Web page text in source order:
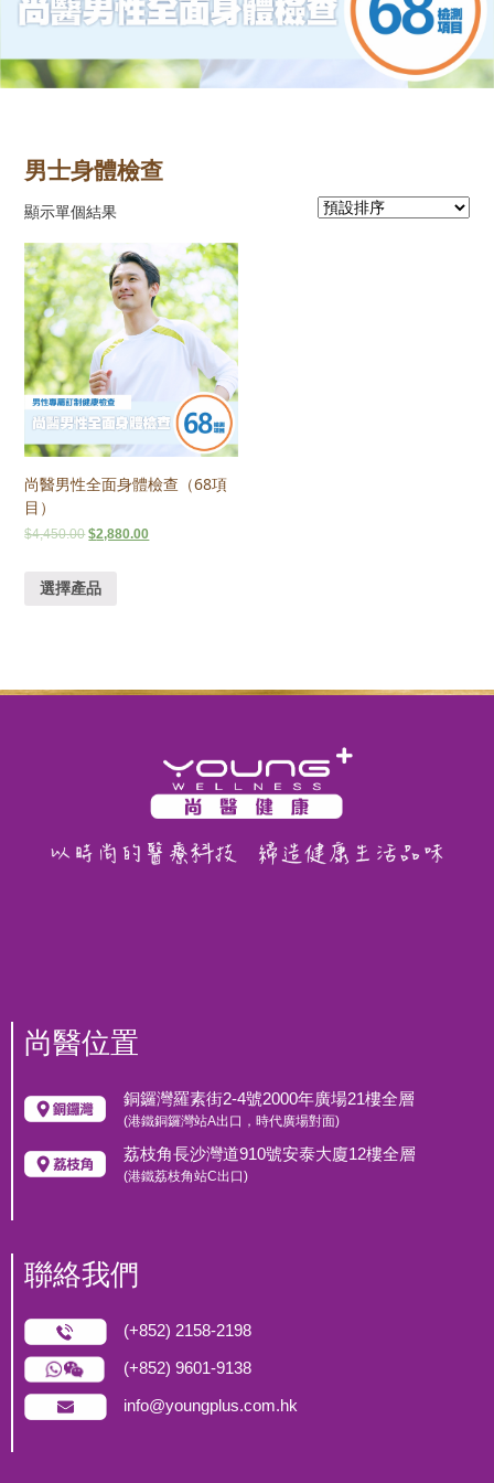
男士身體檢查
顯示單個結果
尚醫男性全面身體檢查（68項
目）
$4,450.00 $2,880.00
選擇產品
尚醫位置
銅鑼灣羅素街2-4號2000年廣場21樓全層
(港鐵銅鑼灣站A出口，時代廣場對面)
荔枝角長沙灣道910號安泰大廈12樓全層
(港鐵荔枝角站C出口)
聯絡我們
(+852) 2158-2198
(+852) 9601-9138
info@youngplus.com.hk